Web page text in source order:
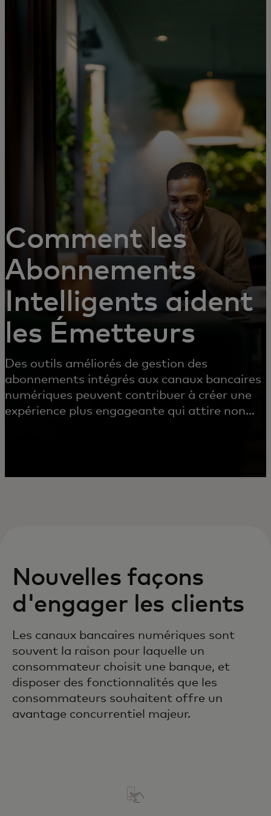
Pour les professionnels
Pour le monde
Pour les innovateurs
Actualités et tendances
Comment les
Abonnements
Intelligents aident
les Émetteurs
Des outils améliorés de gestion des
abonnements intégrés aux canaux bancaires
numériques peuvent contribuer à créer une
expérience plus engageante qui attire non
Nouvelles façons
d'engager les clients
Les canaux bancaires numériques sont
souvent la raison pour laquelle un
consommateur choisit une banque, et
disposer des fonctionnalités que les
consommateurs souhaitent offre un
avantage concurrentiel majeur.